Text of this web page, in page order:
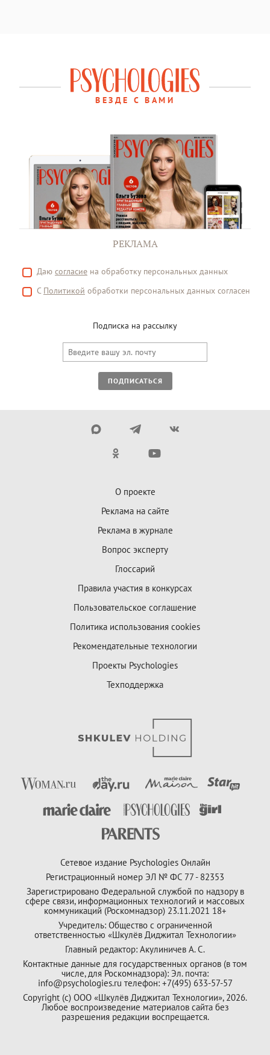
ВЕЗДЕ С ВАМИ
РЕКЛАМА
Даю согласие на обработку персональных данных
С Политикой обработки персональных данных согласен
Подписка на рассылку
ПОДПИСАТЬСЯ
О проекте
Реклама на сайте
Реклама в журнале
Вопрос эксперту
Глоссарий
Правила участия в конкурсах
Пользовательское соглашение
Политика использования cookies
Рекомендательные технологии
Проекты Psychologies
Техподдержка
Сетевое издание Psychologies Онлайн
Регистрационный номер ЭЛ № ФС 77 - 82353
Зарегистрировано Федеральной службой по надзору в
сфере связи, информационных технологий и массовых
коммуникаций (Роскомнадзор) 23.11.2021 18+
Учредитель: Общество с ограниченной
ответственностью «Шкулёв Диджитал Технологии»
Главный редактор: Акулиничев А. С.
Контактные данные для государственных органов (в том
числе, для Роскомнадзора): Эл. почта:
info@psychologies.ru телефон: +7(495) 633-57-57
Copyright (с) ООО «Шкулёв Диджитал Технологии», 2026.
Любое воспроизведение материалов сайта без
разрешения редакции воспрещается.